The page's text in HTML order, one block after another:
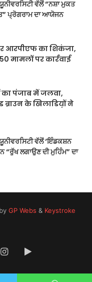
ਵੱਲੋਂ “ਨਸ਼ਾ ਮੁਕਤ
ਪ੍ਰੋਗਰਾਮ ਦਾ ਆਯੋਜਨ
आरपीएफ का शिकंजा,
मामलों पर कार्रवाई
का पंजाब में जलवा,
के खिलाडिय़ों ने
ਵੱਲੋਂ ‘ਇੰਡਕਸ਼ਨ
“ਰੁੱਖ ਲਗਾਉਣ ਦੀ ਮੁਹਿੰਮ” ਦਾ
GP Webs & Keystroke
Instagram
Google
Play